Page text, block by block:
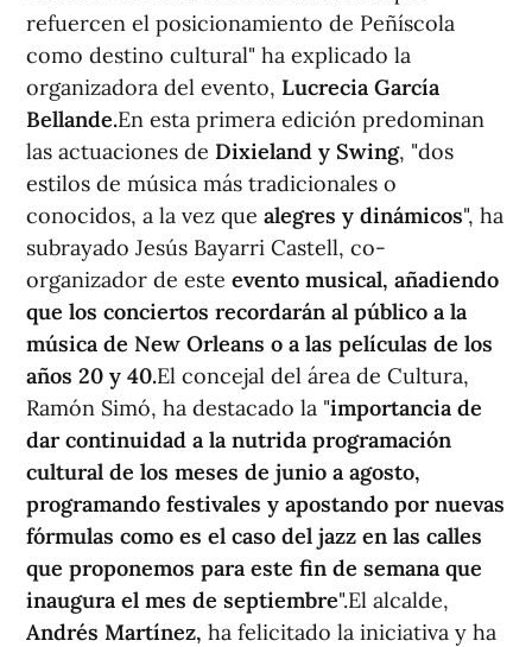
refuercen el posicionamiento de Peñíscola
como destino cultural" ha explicado la
organizadora del evento, Lucrecia García
Bellande.En esta primera edición predominan
las actuaciones de Dixieland y Swing, "dos
estilos de música más tradicionales o
conocidos, a la vez que alegres y dinámicos", ha
subrayado Jesús Bayarri Castell, co-
organizador de este evento musical, añadiendo
que los conciertos recordarán al público a la
música de New Orleans o a las películas de los
años 20 y 40.El concejal del área de Cultura,
Ramón Simó, ha destacado la "importancia de
dar continuidad a la nutrida programación
cultural de los meses de junio a agosto,
programando festivales y apostando por nuevas
fórmulas como es el caso del jazz en las calles
que proponemos para este fin de semana que
inaugura el mes de septiembre".El alcalde,
Andrés Martínez, ha felicitado la iniciativa y ha